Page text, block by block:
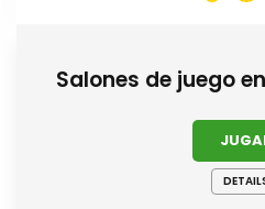
Salones de juego